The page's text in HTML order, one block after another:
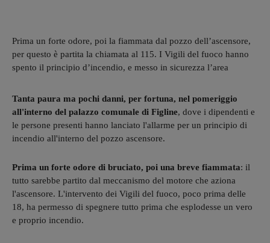
Prima un forte odore, poi la fiammata dal pozzo dell’ascensore,
per questo è partita la chiamata al 115. I Vigili del fuoco hanno
spento il principio d’incendio, e messo in sicurezza l’area
Tanta paura ma pochi danni, per fortuna, nel pomeriggio
all'interno del palazzo comunale di Figline, dove i dipendenti e
le persone presenti hanno lanciato l'allarme per un principio di
incendio all'interno del pozzo ascensore.
Prima un forte odore di bruciato, poi una breve fiammata: il
tutto sarebbe partito dal meccanismo del motore che aziona
l'ascensore. L'intervento dei Vigili del fuoco, poco prima delle
18, ha permesso di spegnere tutto prima che esplodesse un vero
e proprio incendio.